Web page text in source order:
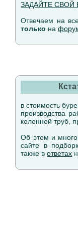
ЗАДАЙТЕ
Отвечаем на
только на
в стоимость
производства
колонной труб,
Об этом и
сайте в
также вответах